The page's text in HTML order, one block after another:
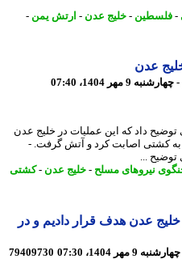
-خلیج عدن -ارتش یمن -
عدن
داد که این عملیات در خلیج عدن
اصابت کرد و آتش گرفت. -
...
نیروهای مسلح-خلیج عدن -کشتی
عدن هدف قرار دادیم و در
79409730